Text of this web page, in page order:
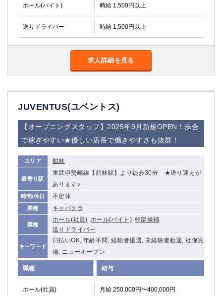
ホール(バイト) 時給 1,500円以上
送りドライバー 時給 1,500円以上
求人詳細を見る
JUVENTUS(ユベントス)
【オープニングスタッフ】2025年9月新規OPEN！歩合
で稼ぎやすい★優しい店長で働きやすさも抜群！
エリア 館林
最寄り駅
東武伊勢崎線【舘林駅】より徒歩30分 ★送り迎えが
あります♪
時間/休日 不定休
業種 キャバクラ
職種
ホール(社員) ホール(バイト) 幹部候補
送りドライバー
キーワード
日払いOK, 年齢不問, 経験者優遇, 未経験者歓迎, 社保完
備, ニューオープン
職種 給与
ホール(社員) 月給 250,000円〜400,000円
①歌舞伎町 ②新宿 ③西部新宿 ③東新宿
①歌舞伎町 ②新宿
①銀座 ②新橋
錦糸町(南口)
①東武練馬 ②成増・板橋 ③大山 ②池袋
池袋東口
大井町
下赤塚
荻窪
浅草
新小岩
幡ヶ谷
湯島
久米川
市川
神奈川県
関内
川崎
新横浜
藤沢
平塚
橋本
小田原
横浜・桜木町
関内・馬車道・日ノ出町
武蔵新城